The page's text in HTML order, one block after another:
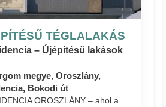
TÉGLALAKÁS
– Újépítésű lakások
megye, Oroszlány,
Bokodi út
OROSZLÁNY – ahol a